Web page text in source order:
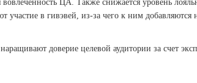
ЦА. Также снижается уровень
в гивэвей, из-за чего к ним добавляются
доверие целевой аудитории за счет